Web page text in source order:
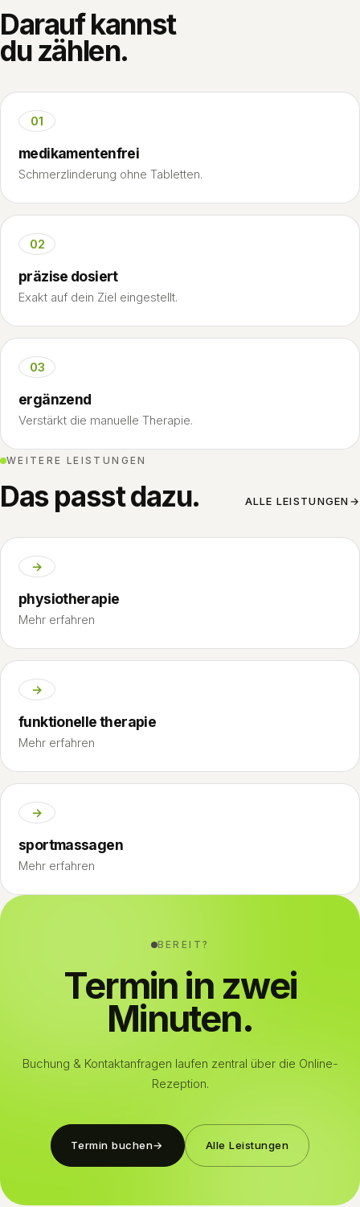
Darauf kannst
du zählen.
01
medikamentenfrei
Schmerzlinderung ohne Tabletten.
02
präzise dosiert
Exakt auf dein Ziel eingestellt.
03
ergänzend
Verstärkt die manuelle Therapie.
WEITERE LEISTUNGEN
Das passt dazu. ALLE LEISTUNGEN →
→
physiotherapie
Mehr erfahren
→
funktionelle therapie
Mehr erfahren
→
sportmassagen
Mehr erfahren
BEREIT?
Termin in zwei
Minuten.
Buchung & Kontaktanfragen laufen zentral über die Online-
Rezeption.
Termin buchen→ Alle Leistungen